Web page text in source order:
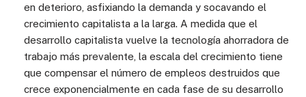
en deterioro, asfixiando la demanda y socavando el
crecimiento capitalista a la larga. A medida que el
desarrollo capitalista vuelve la tecnología ahorradora de
trabajo más prevalente, la escala del crecimiento tiene
que compensar el número de empleos destruidos que
crece exponencialmente en cada fase de su desarrollo